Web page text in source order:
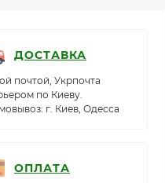
ДОСТАВКА
почтой, Укрпочта
по Киеву.
г. Киев, Одесса
ОПЛАТА